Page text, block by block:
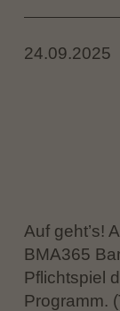
24.09.2025
Auf geht’s!
BMA365
Pflichtspiel
Programm.